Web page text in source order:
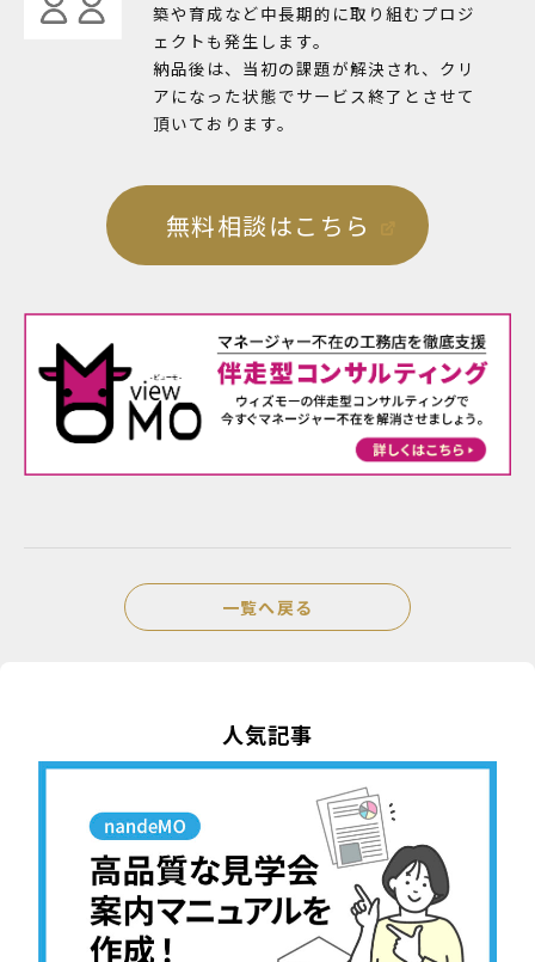
築や育成など中長期的に取り組むプロジ
ェクトも発生します。
納品後は、当初の課題が解決され、クリ
アになった状態でサービス終了とさせて
頂いております。
無料相談はこちら
一覧へ戻る
人気記事